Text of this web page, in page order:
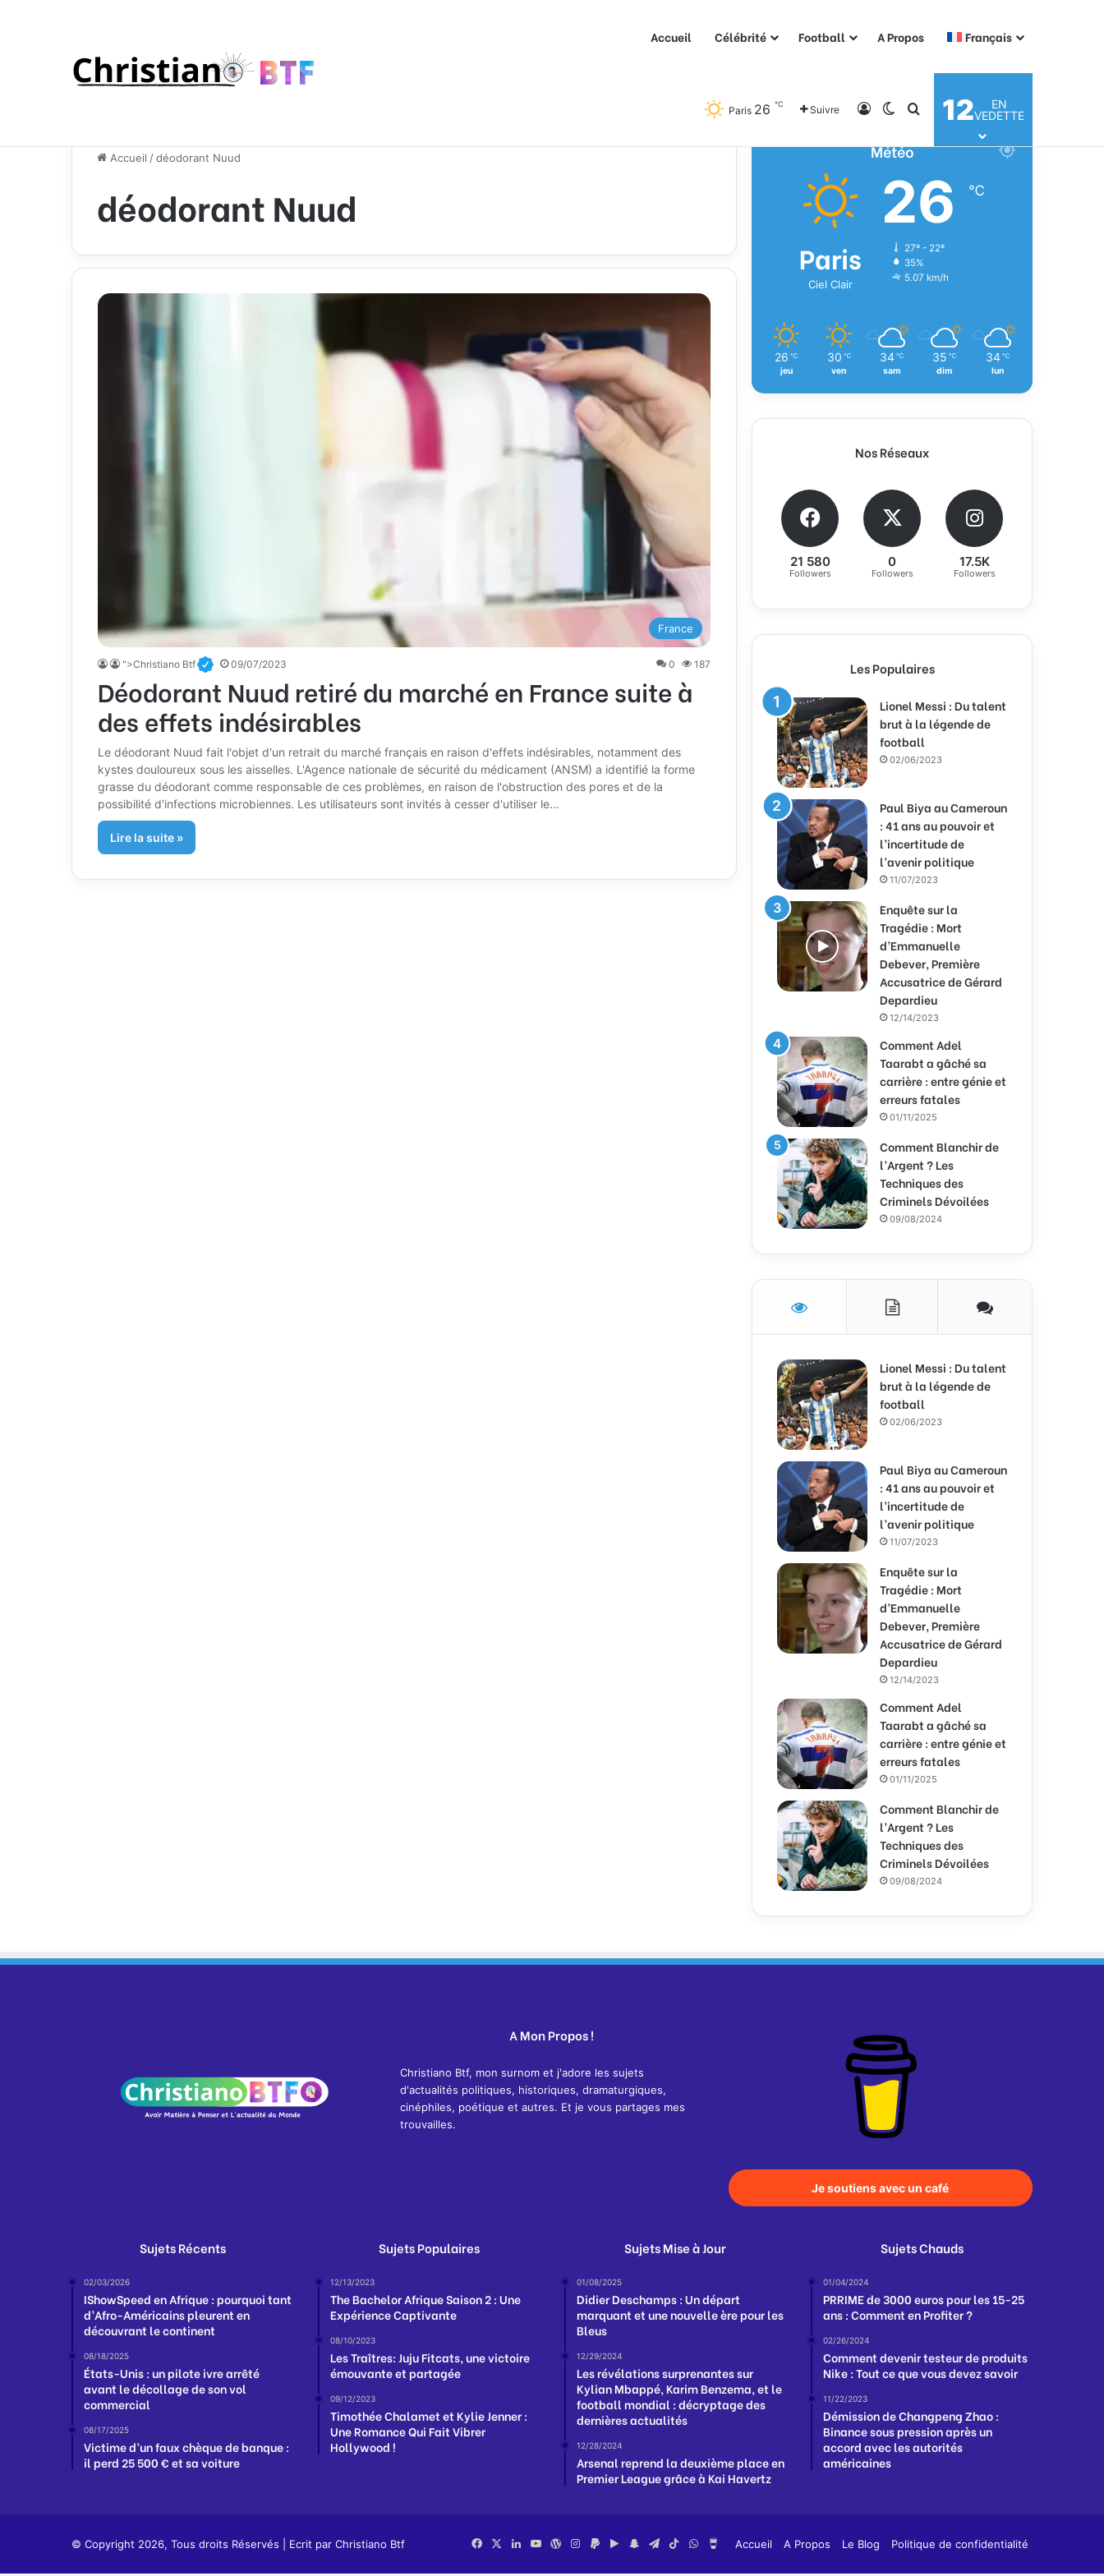
Accueil Célébrité Football A Propos Français
Paris 26 ℃ Suivre ConnexionSwitch skin
Rechercher
12
EN
VEDETTE
Accueil /déodorant Nuud
déodorant Nuud
France
">Christiano Btf 09/07/2023 0 187
Déodorant Nuud retiré du marché en France suite à
des effets indésirables
Le déodorant Nuud fait l'objet d'un retrait du marché français en raison d'effets indésirables, notamment des
kystes douloureux sous les aisselles. L'Agence nationale de sécurité du médicament (ANSM) a identifié la forme
grasse du déodorant comme responsable de ces problèmes, en raison de l'obstruction des pores et de la
possibilité d'infections microbiennes. Les utilisateurs sont invités à cesser d'utiliser le…
Lire la suite »
Météo
Paris
Ciel Clair
26 ℃
27º - 22º
35%
5.07 km/h
26 ℃
jeu
30 ℃
ven
34 ℃
sam
35 ℃
dim
34 ℃
lun
Nos Réseaux
21 580
Followers
0
Followers
17.5K
Followers
Les Populaires
Lionel Messi : Du talent
brut à la légende de
football
02/06/2023
Paul Biya au Cameroun
: 41 ans au pouvoir et
l’incertitude de
l’avenir politique
11/07/2023
Enquête sur la
Tragédie : Mort
d’Emmanuelle
Debever, Première
Accusatrice de Gérard
Depardieu
12/14/2023
Comment Adel
Taarabt a gâché sa
carrière : entre génie et
erreurs fatales
01/11/2025
Comment Blanchir de
l’Argent ? Les
Techniques des
Criminels Dévoilées
09/08/2024
Lionel Messi : Du talent
brut à la légende de
football
02/06/2023
Paul Biya au Cameroun
: 41 ans au pouvoir et
l’incertitude de
l’avenir politique
11/07/2023
Enquête sur la
Tragédie : Mort
d’Emmanuelle
Debever, Première
Accusatrice de Gérard
Depardieu
12/14/2023
Comment Adel
Taarabt a gâché sa
carrière : entre génie et
erreurs fatales
01/11/2025
Comment Blanchir de
l’Argent ? Les
Techniques des
Criminels Dévoilées
09/08/2024
A Mon Propos !
Christiano Btf, mon surnom et j'adore les sujets
d'actualités politiques, historiques, dramaturgiques,
cinéphiles, poétique et autres. Et je vous partages mes
trouvailles.
Je soutiens avec un café
Sujets Récents
02/03/2026
IShowSpeed en Afrique : pourquoi tant
d’Afro-Américains pleurent en
découvrant le continent
08/18/2025
États-Unis : un pilote ivre arrêté
avant le décollage de son vol
commercial
08/17/2025
Victime d’un faux chèque de banque :
il perd 25 500 € et sa voiture
Sujets Populaires
12/13/2023
The Bachelor Afrique Saison 2 : Une
Expérience Captivante
08/10/2023
Les Traîtres: Juju Fitcats, une victoire
émouvante et partagée
09/12/2023
Timothée Chalamet et Kylie Jenner :
Une Romance Qui Fait Vibrer
Hollywood !
Sujets Mise à Jour
01/08/2025
Didier Deschamps : Un départ
marquant et une nouvelle ère pour les
Bleus
12/29/2024
Les révélations surprenantes sur
Kylian Mbappé, Karim Benzema, et le
football mondial : décryptage des
dernières actualités
12/28/2024
Arsenal reprend la deuxième place en
Premier League grâce à Kai Havertz
Sujets Chauds
01/04/2024
PRRIME de 3000 euros pour les 15-25
ans : Comment en Profiter ?
02/26/2024
Comment devenir testeur de produits
Nike : Tout ce que vous devez savoir
11/22/2023
Démission de Changpeng Zhao :
Binance sous pression après un
accord avec les autorités
américaines
© Copyright 2026, Tous droits Réservés | Ecrit par Christiano Btf Accueil A Propos Le Blog Politique de confidentialité
FacebookLinkedinYouTubeWordPress
Instagram
PayPalGoogleSnapchat
Telegram
TikTokWhatsApp
Buy